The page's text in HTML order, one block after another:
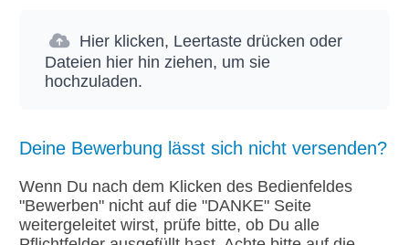
Hier klicken, Leertaste drücken oder
Dateien hier hin ziehen, um sie
hochzuladen.
Deine Bewerbung lässt sich nicht versenden?
Wenn Du nach dem Klicken des Bedienfeldes
"Bewerben" nicht auf die "DANKE" Seite
weitergeleitet wirst, prüfe bitte, ob Du alle